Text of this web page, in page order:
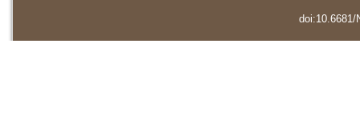
doi:10.6681/